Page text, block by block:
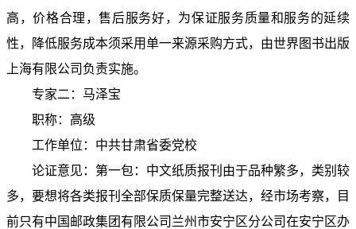
高，价格合理，售后服务好，为保证服务质量和服务的延续
性，降低服务成本须采用单一来源采购方式， 由世界图书出版
上海有限公司负责实施。
专家二：马泽宝
职称：高级
工作单位：中共甘肃省委党校
论证意见：第一包：中文纸质报刊由于品种繁多，类别较
多，要想将各类报刊全部保质保量完整送达，经市场考察，目
前只有中国邮政集团有限公司兰州市安宁区分公司在安宁区办